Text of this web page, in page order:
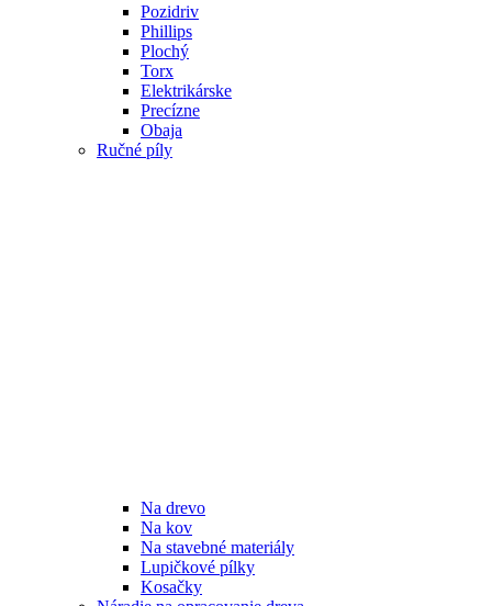
Pozidriv
Phillips
Plochý
Torx
Elektrikárske
Precízne
Obaja
Ručné píly
Na drevo
Na kov
Na stavebné materiály
Lupičkové pílky
Kosačky